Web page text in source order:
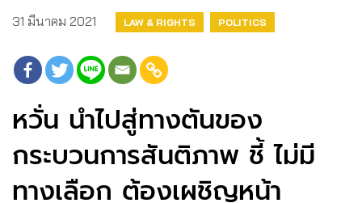
31 มีนาคม 2021 LAW & RIGHTS POLITICS
หวั่น นำไปสู่ทางตันของ
กระบวนการสันติภาพ ชี้ ไม่มี
ทางเลือก ต้องเผชิญหน้า